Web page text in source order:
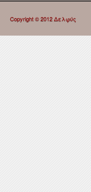
Copyright © 2012 Δελφύς